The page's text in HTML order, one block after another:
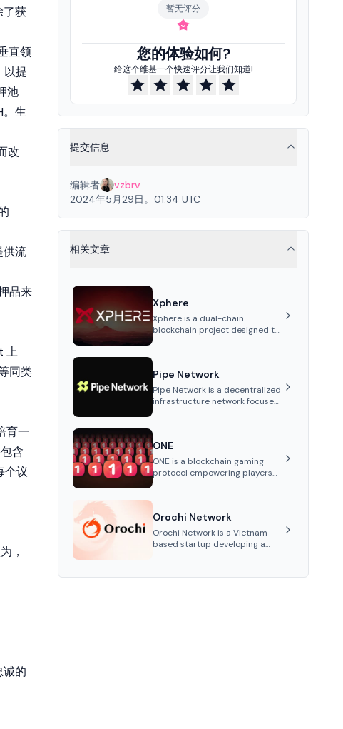
了获
直领
以提
池
。生
改
供流
品来
上
同类
育一
含
个议
，
诚的
暂无评分
您的体验如何?
给这个维基一个快速评分让我们知道!
提交信息
编辑者
vzbrv
2024年5月29日。01:34 UTC
相关文章
Xphere
Xphere is a dual-chain
blockchain project designed to
Proof Chain architecture.
Launched in 2024, it supports
smart contracts and industry
Pipe Network
Pipe Network is a decentralized
infrastructure network focused
operated nodes, it offers
reduced latency, improved
throughput, and lower network
congestion for various
ONE
ONE is a blockchain gaming
protocol empowering players
with blockchain, overcoming
traditional limitations like
centralized control and
restricted trading.
Orochi Network
Orochi Network is a Vietnam-
based startup developing a
Multi-Party Computation, and